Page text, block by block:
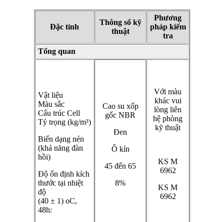
Đặc tính
Thông số kỹ
thuật
Phương
pháp kiểm
tra
Tổng quan
Vật liệu
Màu sắc
Cấu trúc Cell
Tỷ trọng (kg/m³)
Biến dạng nén
(khả năng đàn
hồi)
Độ ổn định kích
thước tại nhiệt
độ
(40 ± 1) oC,
48h:
Cao su xốp
gốc NBR
Đen
Ô kín
45 đến 65
8%
Với màu
khác vui
lòng liên
hệ phòng
kỹ thuật
KS M
6962
KS M
6962